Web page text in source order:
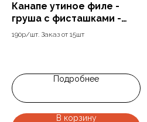
Канапе утиное филе -
груша с фисташками -
ягода
190р/шт. Заказ от 15шт
Подробнее
В корзину